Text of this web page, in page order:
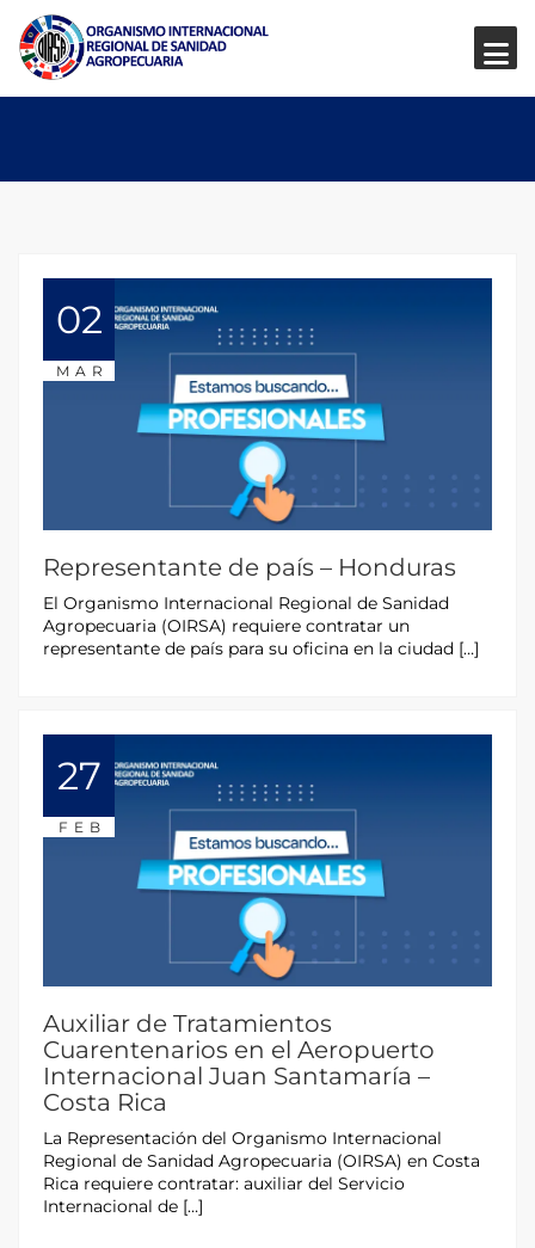
02
MAR
Representante de país – Honduras
El Organismo Internacional Regional de Sanidad
Agropecuaria (OIRSA) requiere contratar un
representante de país para su oficina en la ciudad […]
27
FEB
Auxiliar de Tratamientos
Cuarentenarios en el Aeropuerto
Internacional Juan Santamaría –
Costa Rica
La Representación del Organismo Internacional
Regional de Sanidad Agropecuaria (OIRSA) en Costa
Rica requiere contratar: auxiliar del Servicio
Internacional de […]